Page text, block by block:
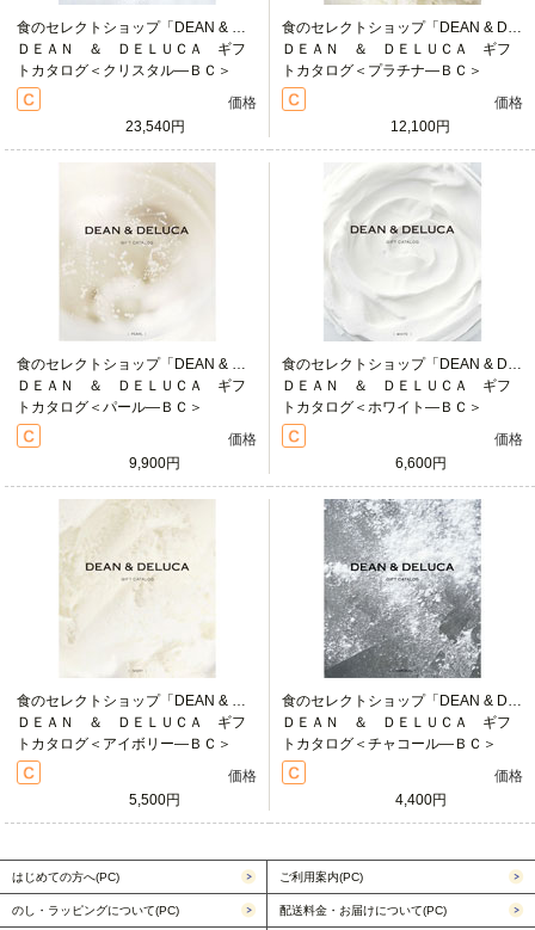
食のセレクトショップ「DEAN & DELUCA」の魅力をそのままカタログに表現しました
ＤＥＡＮ ＆ ＤＥＬＵＣＡ ギフ
トカタログ＜クリスタル―ＢＣ＞
価格
23,540円
食のセレクトショップ「DEAN & DELUCA」の魅力をそのままカタログに表現しました
ＤＥＡＮ ＆ ＤＥＬＵＣＡ ギフ
トカタログ＜プラチナ―ＢＣ＞
価格
12,100円
食のセレクトショップ「DEAN & DELUCA」の魅力をそのままカタログに表現しました
ＤＥＡＮ ＆ ＤＥＬＵＣＡ ギフ
トカタログ＜パール―ＢＣ＞
価格
9,900円
食のセレクトショップ「DEAN & DELUCA」の魅力をそのままカタログに表現しました
ＤＥＡＮ ＆ ＤＥＬＵＣＡ ギフ
トカタログ＜ホワイト―ＢＣ＞
価格
6,600円
食のセレクトショップ「DEAN & DELUCA」の魅力をそのままカタログに表現しました
ＤＥＡＮ ＆ ＤＥＬＵＣＡ ギフ
トカタログ＜アイボリー―ＢＣ＞
価格
5,500円
食のセレクトショップ「DEAN & DELUCA」の魅力をそのままカタログに表現しました
ＤＥＡＮ ＆ ＤＥＬＵＣＡ ギフ
トカタログ＜チャコール―ＢＣ＞
価格
4,400円
はじめての方へ(PC) ご利用案内(PC)
のし・ラッピングについて(PC) 配送料金・お届けについて(PC)